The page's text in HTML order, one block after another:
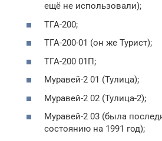
ещё не использовали);
ТГА-200;
ТГА-200-01 (он же Турист);
ТГА-200 01П;
Муравей-2 01 (Тулица);
Муравей-2 02 (Тулица-2);
Муравей-2 03 (была
состоянию на 1991 год);